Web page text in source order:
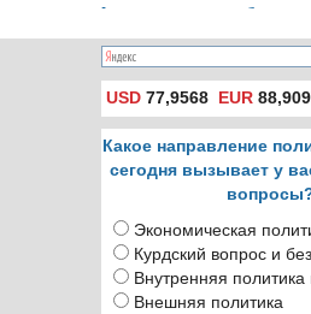
станцию «Аккую» в
Турции
работ и
USD 77,9568 EUR
Какое направление
сегодня вызывает у
Экономическая
Курдский вопрос и
Внутренняя
Внешняя политика